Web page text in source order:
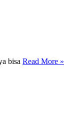
bisa Read More »